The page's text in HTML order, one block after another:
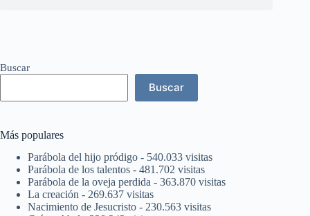
Buscar
Buscar
Más populares
Parábola del hijo pródigo - 540.033 visitas
Parábola de los talentos - 481.702 visitas
Parábola de la oveja perdida - 363.870 visitas
La creación - 269.637 visitas
Nacimiento de Jesucristo - 230.563 visitas